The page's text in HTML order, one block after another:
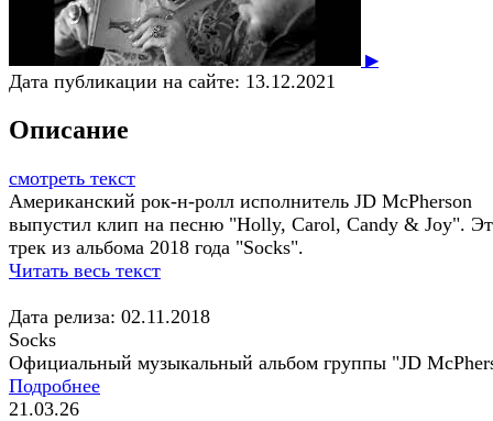
▶
Дата публикации на сайте: 13.12.2021
Описание
смотреть текст
Американский рок-н-ролл исполнитель JD McPherson
выпустил клип на песню "Holly, Carol, Candy & Joy".
трек из альбома 2018 года "Socks".
Читать весь текст
Дата релиза: 02.11.2018
Socks
Официальный музыкальный альбом группы "JD
Подробнее
21.03.26